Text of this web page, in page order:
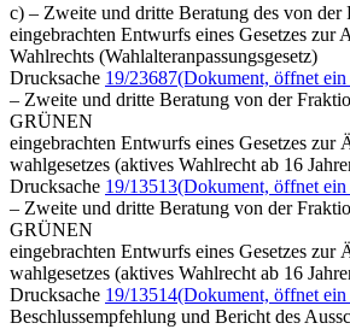
c) – Zweite und dritte Beratung des von der
eingebrachten Entwurfs eines Gesetzes zur
Wahlrechts (Wahlalteranpassungsgesetz)
Drucksache 19/23687(Dokument, öffnet ein
– Zweite und dritte Beratung von der
GRÜNEN
eingebrachten Entwurfs eines Gesetzes zur
wahlgesetzes (aktives Wahlrecht ab 16
Drucksache 19/13513(Dokument, öffnet ein
– Zweite und dritte Beratung von der
GRÜNEN
eingebrachten Entwurfs eines Gesetzes zur
wahlgesetzes (aktives Wahlrecht ab 16
Drucksache 19/13514(Dokument, öffnet ein
Beschlussempfehlung und Bericht des